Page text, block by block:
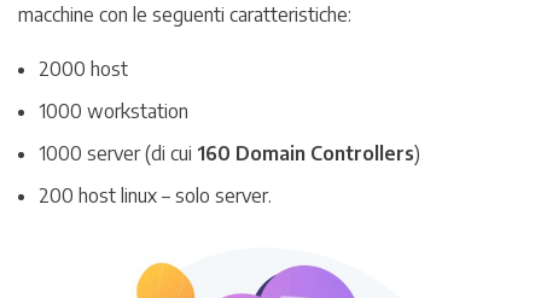
macchine con le seguenti caratteristiche:
2000 host
1000 workstation
1000 server (di cui 160 Domain Controllers)
200 host linux – solo server.